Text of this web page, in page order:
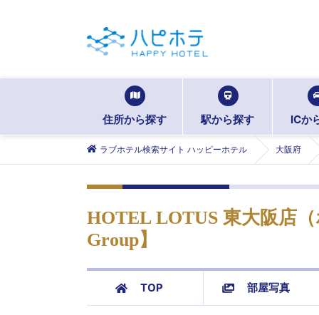
住所から探す 駅から探す ICか
ラブホテル検索サイト ハッピーホテル 大阪府
HOTEL LOTUS 東大阪店
Group】
TOP 部屋写真